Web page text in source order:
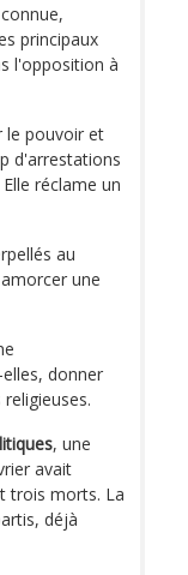
principaux
l'opposition à
le pouvoir et
d'arrestations
réclame un
au
une
donner
, une
avait
trois morts. La
déjà